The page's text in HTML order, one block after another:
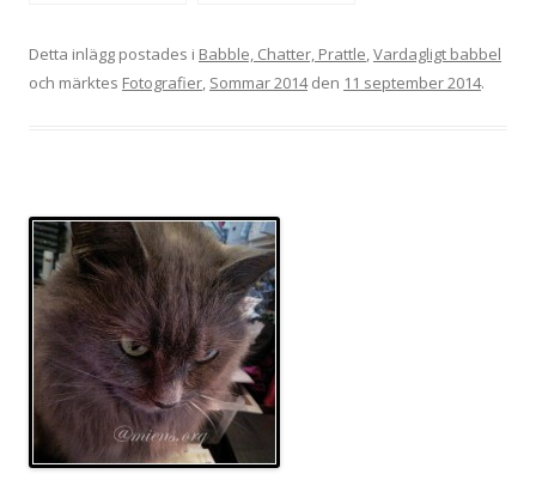
Detta inlägg postades i Babble, Chatter, Prattle Vardagligt babbel
och märktes Fotografier Sommar 2014den 11 september 2014.